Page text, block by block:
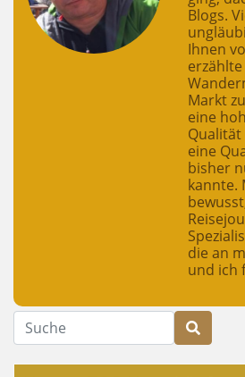
Blogs.
Ihnen
Markt
eine
Qualität
eine
bisher
kannte.
die an
und ich
Suche